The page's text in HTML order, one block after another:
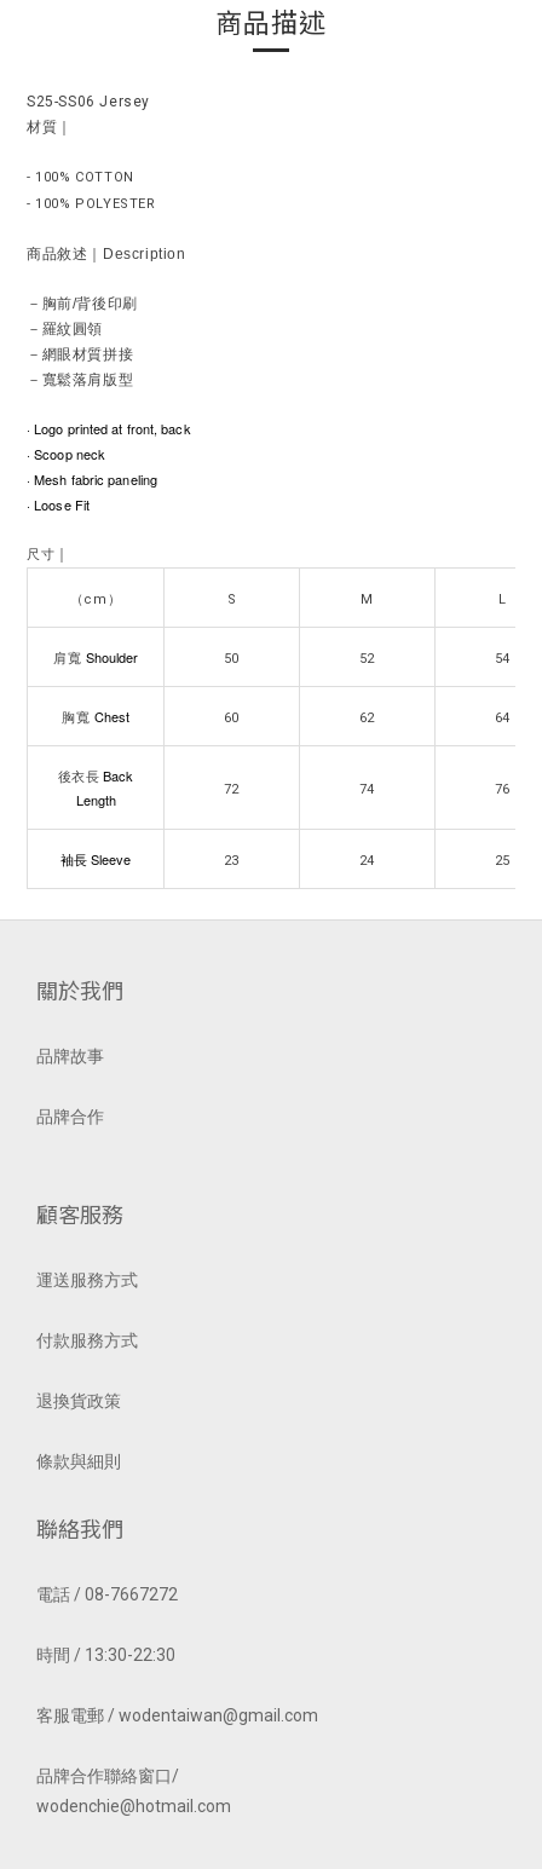
商品描述
S25-SS06 Jersey
材質｜
- 100% COTTON
- 100% POLYESTER
商品敘述｜Description
－胸前/背後印刷
－羅紋圓領
－網眼材質拼接
－寬鬆落肩版型
· Logo printed at front, back
· Scoop neck
· Mesh fabric paneling
· Loose Fit
尺寸
（cm） S M L
肩寬 Shoulder 50 52 54
胸寬 Chest 60 62 64
後衣長 Back
Length
72 74 76
袖長 Sleeve 23 24 25
關於我們
品牌故事
品牌合作
顧客服務
運送服務方式
付款服務方式
退換貨政策
條款與細則
聯絡我們
電話 / 08-7667272
時間 / 13:30-22:30
客服電郵 / wodentaiwan@gmail.com
品牌合作聯絡窗口/
wodenchie@hotmail.com